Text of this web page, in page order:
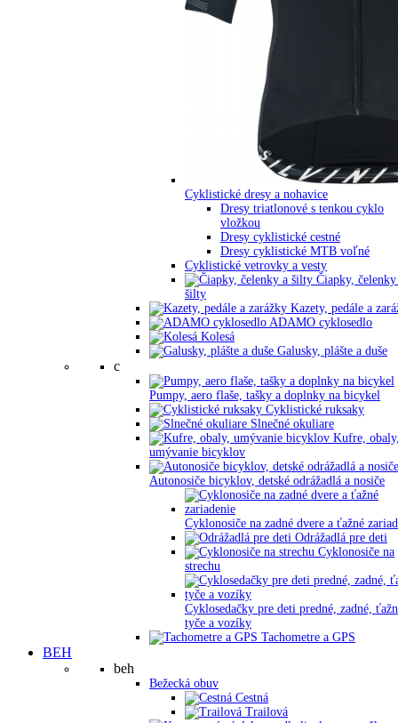
Cyklistické dresy a nohavice
Dresy triatlonové s tenkou cyklo
vložkou
Dresy cyklistické cestné
Dresy cyklistické MTB voľné
Cyklistické vetrovky a vesty
Čiapky, čelenky
šilty
Kazety, pedále a
ADAMO cyklosedlo
Kolesá
Galusky, plášte a duše
c
Pumpy, aero flaše, tašky a doplnky na bicykel
Cyklistické ruksaky
Slnečné okuliare
Kufre,
umývanie bicyklov
Autonosiče bicyklov, detské odrážadlá a nosiče
Cyklonosiče na zadné dvere a ťažné
Odrážadlá pre deti
Cyklonosiče na
strechu
Cyklosedačky pre deti predné, zadné,
tyče a vozíky
Tachometre a GPS
BEH
beh
Bežecká obuv
Cestná
Trailová